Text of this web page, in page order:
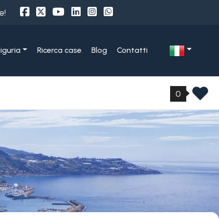
Ricerca case Blog Contatti
0